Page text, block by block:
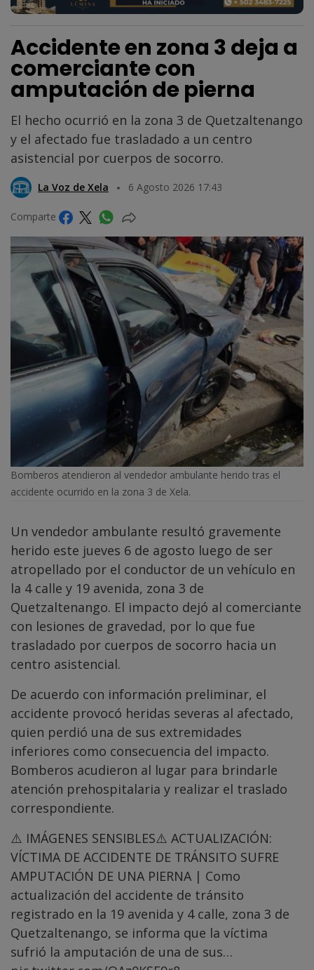
Accidente en zona 3 deja a
comerciante con
amputación de pierna
El hecho ocurrió en la zona 3 de Quetzaltenango
y el afectado fue trasladado a un centro
asistencial por cuerpos de socorro.
La Voz de Xela 6 Agosto 2026 17:43
Comparte
Bomberos atendieron al vendedor ambulante herido tras el
accidente ocurrido en la zona 3 de Xela.
Un vendedor ambulante resultó gravemente
herido este jueves 6 de agosto luego de ser
atropellado por el conductor de un vehículo en
la 4 calle y 19 avenida, zona 3 de
Quetzaltenango. El impacto dejó al comerciante
con lesiones de gravedad, por lo que fue
trasladado por cuerpos de socorro hacia un
centro asistencial.
De acuerdo con información preliminar, el
accidente provocó heridas severas al afectado,
quien perdió una de sus extremidades
inferiores como consecuencia del impacto.
Bomberos acudieron al lugar para brindarle
atención prehospitalaria y realizar el traslado
correspondiente.
⚠️ IMÁGENES SENSIBLES⚠️ ACTUALIZACIÓN:
VÍCTIMA DE ACCIDENTE DE TRÁNSITO SUFRE
AMPUTACIÓN DE UNA PIERNA | Como
actualización del accidente de tránsito
registrado en la 19 avenida y 4 calle, zona 3 de
Quetzaltenango, se informa que la víctima
sufrió la amputación de una de sus…